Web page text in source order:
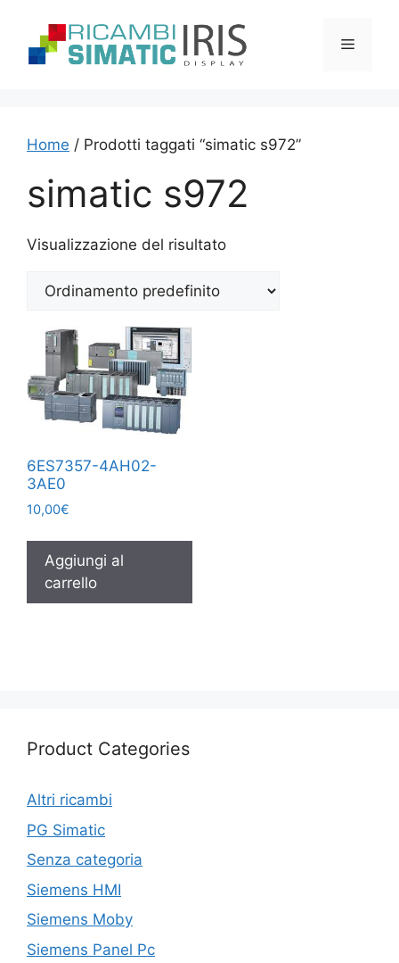
contenuto
Menu
Home / Prodotti taggati “simatic s972”
simatic s972
Visualizzazione del risultato
6ES7357-4AH02-
3AE0
10,00€
Aggiungi al
carrello
Product Categories
Altri ricambi
PG Simatic
Senza categoria
Siemens HMI
Siemens Moby
Siemens Panel Pc